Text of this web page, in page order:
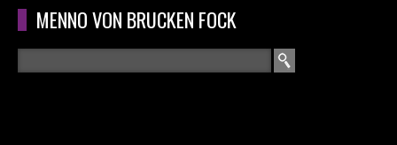
Overslaan en naar de algemene inhoud gaan
MENNO VON BRUCKEN FOCK
ZOEKVELD